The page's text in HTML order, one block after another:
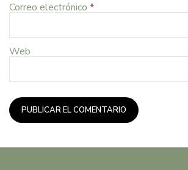
Correo electrónico *
Web